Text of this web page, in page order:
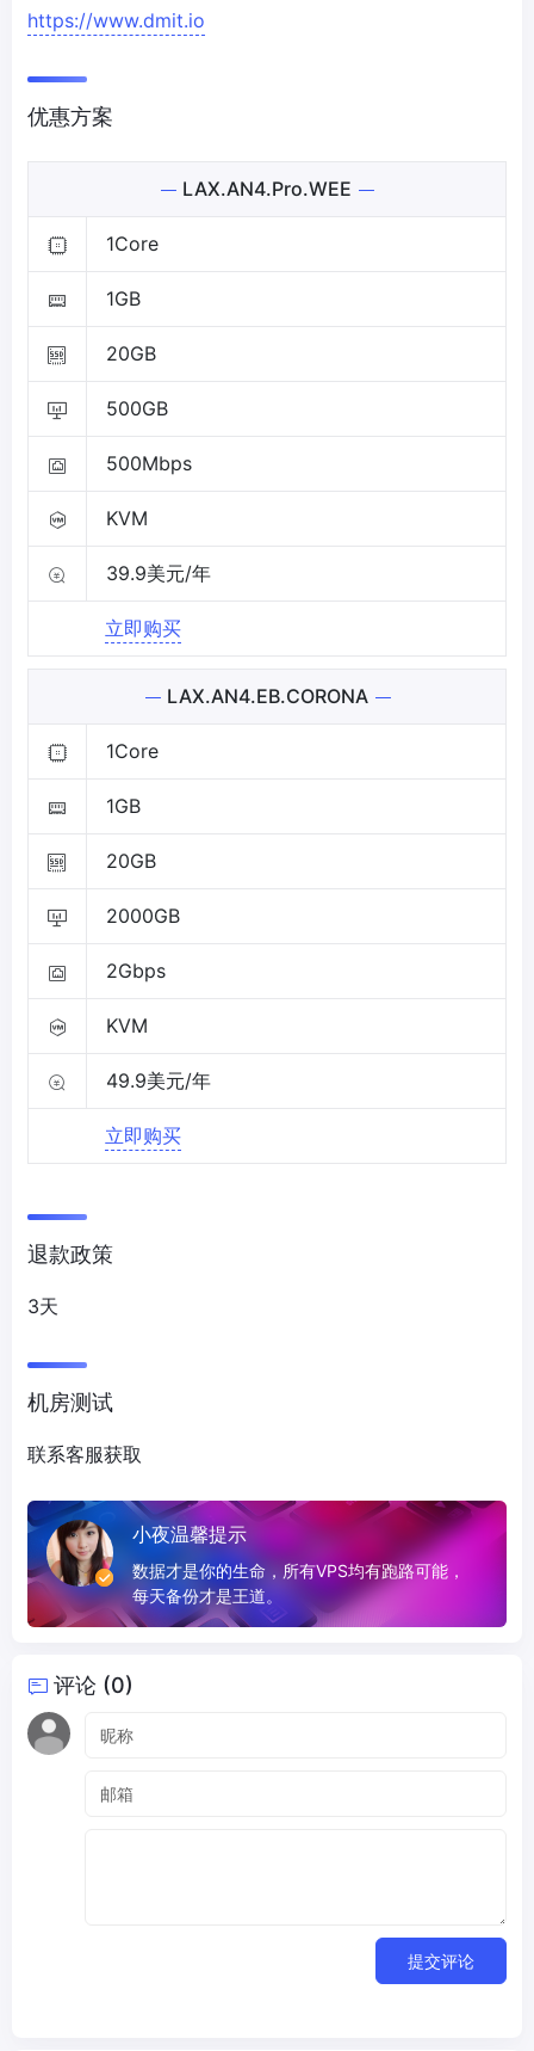
https://www.dmit.io
优惠方案
LAX.AN4.Pro.WEE
1Core
1GB
20GB
500GB
500Mbps
KVM
39.9美元/年
立即购买
LAX.AN4.EB.CORONA
1Core
1GB
20GB
2000GB
2Gbps
KVM
49.9美元/年
立即购买
退款政策
3天
机房测试
联系客服获取
小夜温馨提示
数据才是你的生命，所有VPS均有跑路可能，
每天备份才是王道。
评论 (0)
提交评论